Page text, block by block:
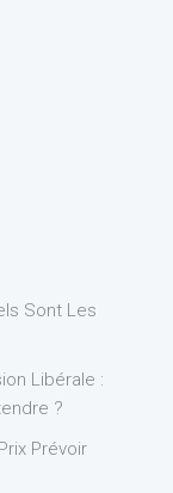
Sont Les
Libérale :
?
Prévoir